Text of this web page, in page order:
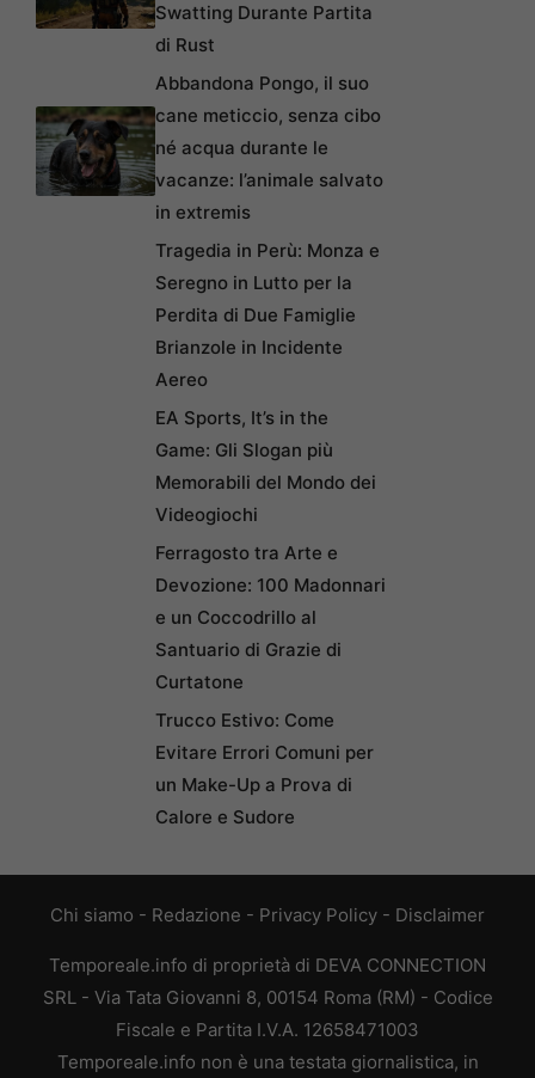
Swatting Durante Partita
di Rust
Abbandona Pongo, il suo
cane meticcio, senza cibo
né acqua durante le
vacanze: l’animale salvato
in extremis
Tragedia in Perù: Monza e
Seregno in Lutto per la
Perdita di Due Famiglie
Brianzole in Incidente
Aereo
EA Sports, It’s in the
Game: Gli Slogan più
Memorabili del Mondo dei
Videogiochi
Ferragosto tra Arte e
Devozione: 100 Madonnari
e un Coccodrillo al
Santuario di Grazie di
Curtatone
Trucco Estivo: Come
Evitare Errori Comuni per
un Make-Up a Prova di
Calore e Sudore
Chi siamo - Redazione - Privacy Policy - Disclaimer
Temporeale.info di proprietà di DEVA CONNECTION
SRL - Via Tata Giovanni 8, 00154 Roma (RM) - Codice
Fiscale e Partita I.V.A. 12658471003
Temporeale.info non è una testata giornalistica, in